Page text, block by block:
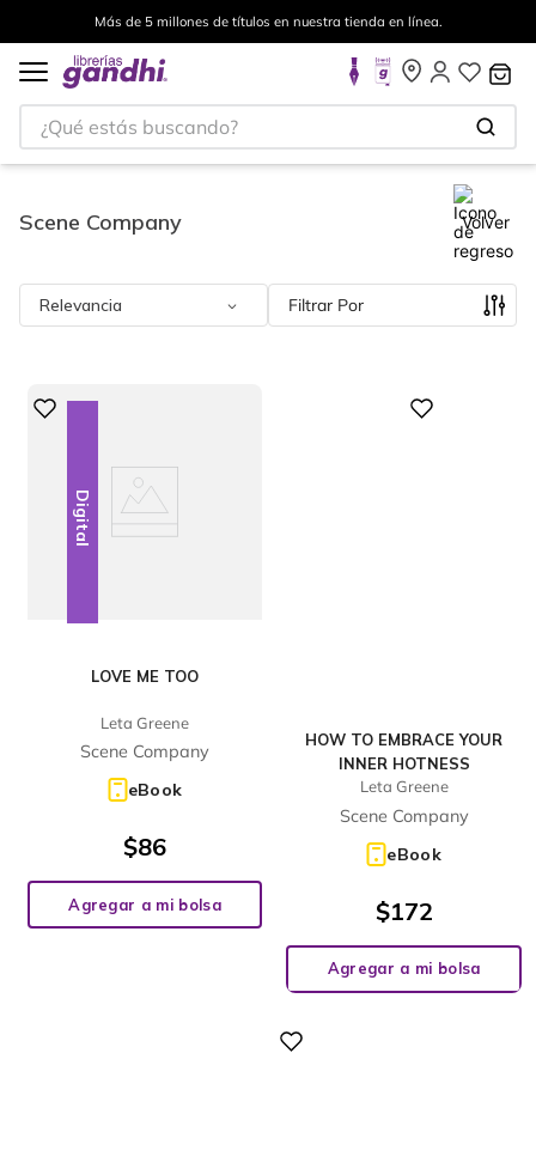
Más de 5 millones de títulos en nuestra tienda en línea.
¿Qué estás buscando?
Scene Company Volver
Relevancia Filtrar
Digital
LOVE ME TOO
Leta Greene
Scene Company
eBook
$86
Agregar a mi bolsa
HOW TO EMBRACE YOUR
INNER HOTNESS
Leta Greene
Scene Company
eBook
$172
Agregar a mi bolsa